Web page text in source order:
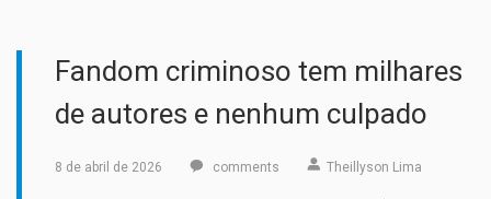
Fandom criminoso tem milhares
de autores e nenhum culpado
8 de abril de 2026 comments Theillyson Lima